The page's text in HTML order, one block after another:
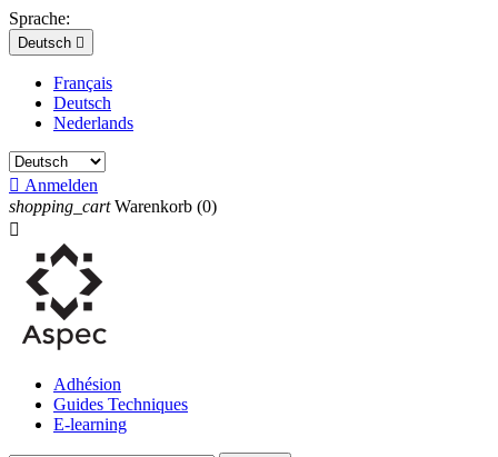
Sprache:
Deutsch 
Français
Deutsch
Nederlands
 Anmelden
shopping_cart Warenkorb (0)

Adhésion
Guides Techniques
E-learning